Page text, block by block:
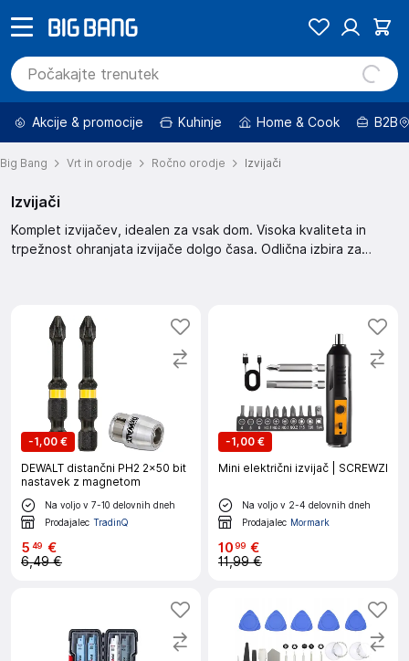
Akcije & promocije Kuhinje Home & Cook B2B
Big Bang Vrt in orodje Ročno orodje Izvijači
Izvijači
Komplet izvijačev, idealen za vsak dom. Visoka kvaliteta in
trpežnost ohranjata izvijače dolgo časa. Odlična izbira za
-1,00 €
DEWALT distančni PH2 2×50 bit
nastavek z magnetom
Na voljo v 7-10 delovnih dneh
Prodajalec TradinQ
5 49 €
6,49 €
-1,00 €
Mini električni izvijač | SCREWZI
Na voljo v 2-4 delovnih dneh
Prodajalec Mormark
1099 €
11,99 €